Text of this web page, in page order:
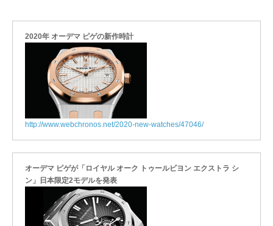
2020年 オーデマ ピゲの新作時計
http://www.webchronos.net/2020-new-watches/47046/
オーデマ ピゲが「ロイヤル オーク トゥールビヨン エクストラ シ
ン」日本限定2モデルを発表